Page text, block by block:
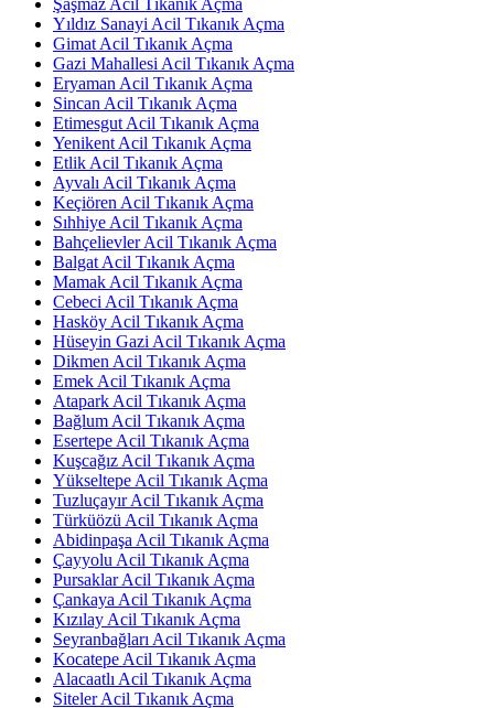
Şaşmaz Acil Tıkanık Açma
Yıldız Sanayi Acil Tıkanık Açma
Gimat Acil Tıkanık Açma
Gazi Mahallesi Acil Tıkanık Açma
Eryaman Acil Tıkanık Açma
Sincan Acil Tıkanık Açma
Etimesgut Acil Tıkanık Açma
Yenikent Acil Tıkanık Açma
Etlik Acil Tıkanık Açma
Ayvalı Acil Tıkanık Açma
Keçiören Acil Tıkanık Açma
Sıhhiye Acil Tıkanık Açma
Bahçelievler Acil Tıkanık Açma
Balgat Acil Tıkanık Açma
Mamak Acil Tıkanık Açma
Cebeci Acil Tıkanık Açma
Hasköy Acil Tıkanık Açma
Hüseyin Gazi Acil Tıkanık Açma
Dikmen Acil Tıkanık Açma
Emek Acil Tıkanık Açma
Atapark Acil Tıkanık Açma
Bağlum Acil Tıkanık Açma
Esertepe Acil Tıkanık Açma
Kuşcağız Acil Tıkanık Açma
Yükseltepe Acil Tıkanık Açma
Tuzluçayır Acil Tıkanık Açma
Türküözü Acil Tıkanık Açma
Abidinpaşa Acil Tıkanık Açma
Çayyolu Acil Tıkanık Açma
Pursaklar Acil Tıkanık Açma
Çankaya Acil Tıkanık Açma
Kızılay Acil Tıkanık Açma
Seyranbağları Acil Tıkanık Açma
Kocatepe Acil Tıkanık Açma
Alacaatlı Acil Tıkanık Açma
Siteler Acil Tıkanık Açma